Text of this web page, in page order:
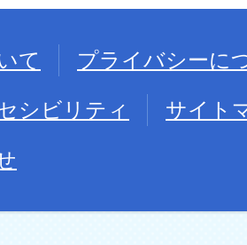
て
プライバシーに
シビリティ
サイト